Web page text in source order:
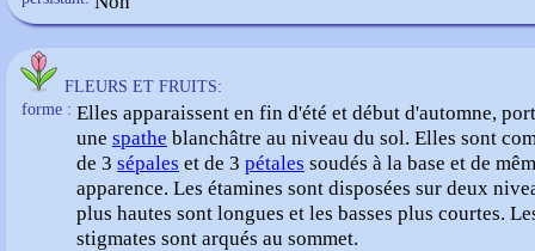
FLEURS ET FRUITS:
forme : Elles apparaissent en fin d'été et début d'automne,
une spathe blanchâtre au niveau du sol. Elles sont
de 3 sépales et de 3 pétales soudés à la base et de
apparence. Les étamines sont disposées sur deux
plus hautes sont longues et les basses plus courtes.
stigmates sont arqués au sommet.